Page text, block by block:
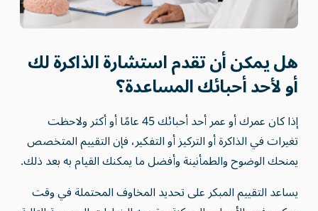
هل يمكن أن تقدم استشارة الذاكرة لك
أو لأحد أحبائك المساعدة؟
إذا كان عمرك أو عمر أحد أحبائك 45 عامًا أو أكثر ولاحظت
تغيرات في الذاكرة أو التركيز أو التفكير، فإن التقييم المتخصص
يمنحك الوضوح والطمأنينة وأفضل ما يمكنك القيام به بعد ذلك.
يساعد التقييم المبكر على تحديد المخاوف المحتملة في وقت